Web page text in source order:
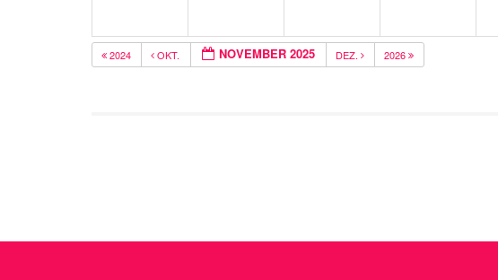
2024 OKT. NOVEMBER 2025 DEZ. 2026